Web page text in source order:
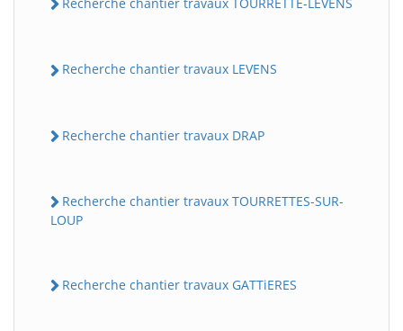
Recherche chantier travaux LEVENS
Recherche chantier travaux DRAP
Recherche chantier travaux TOURRETTES-SUR-
LOUP
Recherche chantier travaux GATTiERES